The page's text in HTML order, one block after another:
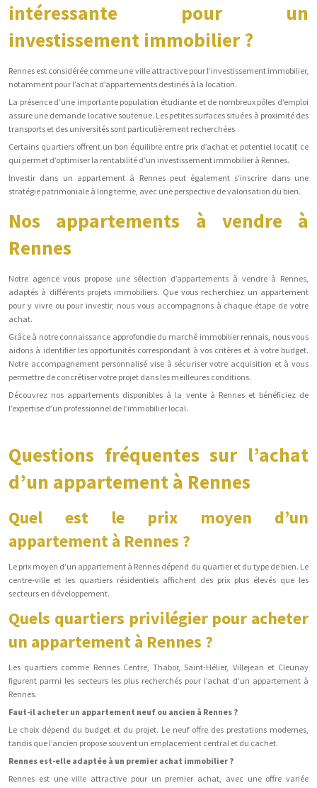
intéressante pour un
investissement immobilier ?
Rennes est considérée comme une ville attractive pour l’investissement immobilier,
notamment pour l’achat d’appartements destinés à la location.
La présence d’une importante population étudiante et de nombreux pôles d’emploi
assure une demande locative soutenue. Les petites surfaces situées à proximité des
transports et des universités sont particulièrement recherchées.
Certains quartiers offrent un bon équilibre entre prix d’achat et potentiel locatif, ce
qui permet d’optimiser la rentabilité d’un investissement immobilier à Rennes.
Investir dans un appartement à Rennes peut également s’inscrire dans une
stratégie patrimoniale à long terme, avec une perspective de valorisation du bien.
Nos appartements à vendre à
Rennes
Notre agence vous propose une sélection d’appartements à vendre à Rennes,
adaptés à différents projets immobiliers. Que vous recherchiez un appartement
pour y vivre ou pour investir, nous vous accompagnons à chaque étape de votre
achat.
Grâce à notre connaissance approfondie du marché immobilier rennais, nous vous
aidons à identifier les opportunités correspondant à vos critères et à votre budget.
Notre accompagnement personnalisé vise à sécuriser votre acquisition et à vous
permettre de concrétiser votre projet dans les meilleures conditions.
Découvrez nos appartements disponibles à la vente à Rennes et bénéficiez de
l’expertise d’un professionnel de l’immobilier local.
Questions fréquentes sur l’achat
d’un appartement à Rennes
Quel est le prix moyen d’un
appartement à Rennes ?
Le prix moyen d’un appartement à Rennes dépend du quartier et du type de bien. Le
centre-ville et les quartiers résidentiels affichent des prix plus élevés que les
secteurs en développement.
Quels quartiers privilégier pour acheter
un appartement à Rennes ?
Les quartiers comme Rennes Centre, Thabor, Saint-Hélier, Villejean et Cleunay
figurent parmi les secteurs les plus recherchés pour l’achat d’un appartement à
Rennes.
Faut-il acheter un appartement neuf ou ancien à Rennes ?
Le choix dépend du budget et du projet. Le neuf offre des prestations modernes,
tandis que l’ancien propose souvent un emplacement central et du cachet.
Rennes est-elle adaptée à un premier achat immobilier ?
Rennes est une ville attractive pour un premier achat, avec une offre variée